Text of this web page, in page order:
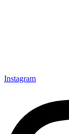
Instagram